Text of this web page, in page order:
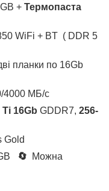
+ Термопаста
WiFi + BT ( DDR 5
планки по 16Gb
4000 МБ/с
16Gb GDDR7, 256-
Gold
🔄
Можна